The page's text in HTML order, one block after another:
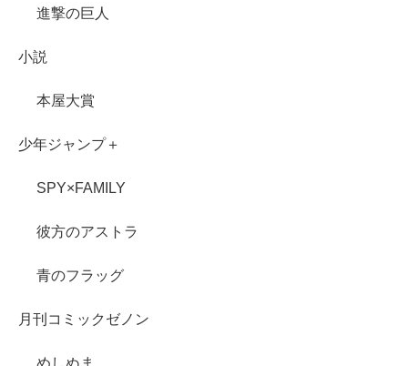
進撃の巨人
小説
本屋大賞
少年ジャンプ＋
SPY×FAMILY
彼方のアストラ
青のフラッグ
月刊コミックゼノン
めしぬま